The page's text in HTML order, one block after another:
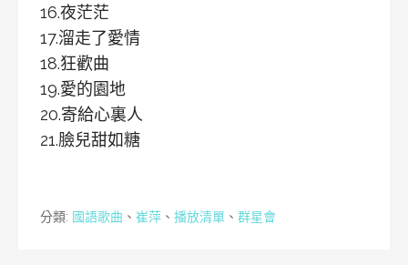
16.夜茫茫
17.溜走了愛情
18.狂歡曲
19.愛的園地
20.寄給心裏人
21.臉兒甜如糖
分類: 國語歌曲 、 崔萍 、 播放清單 、 群星會